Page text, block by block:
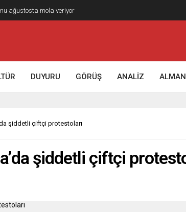
kontrol mü, kolonializm mi?
DUYURU GÖRÜŞ ANALİZ
şiddetli çiftçi protestoları
şiddetli çiftçi